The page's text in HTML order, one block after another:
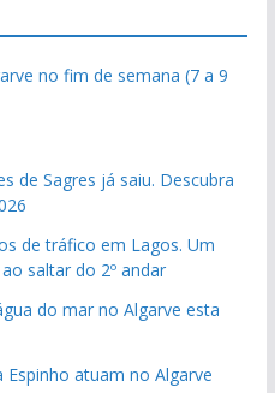
no fim de semana (7 a 9
de Sagres já saiu. Descubra
de tráfico em Lagos. Um
saltar do 2º andar
do mar no Algarve esta
atuam no Algarve